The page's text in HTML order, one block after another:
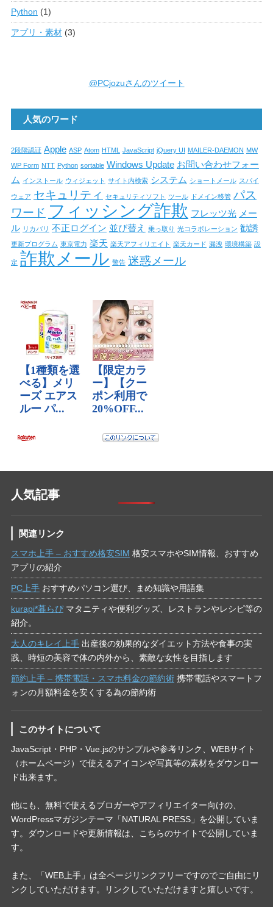
Python (1)
アプリ・素材(3)
@PCjozuさんのツイート
人気のワード
2段階認証 Apple ASP Atom HTML JavaScript jQuery UI MAILER-DAEMON MW
WP Form NTT Python sortable Windows Update お問い合わせフォー
ム インストール ウィジェット サイト内検索 システム ショートメール スパイ
ウェア セキュリティ セキュリティソフト ツール ドメイン移管 パス
ワード フィッシング詐欺 フレッツ光 メー
ル リカバリ 不正ログイン 並び替え 乗っ取り 光コラボレーション 勧誘
更新プログラム 東京電力 楽天 楽天アフィリエイト 楽天カード 漏洩 環境構築 設
定 詐欺メール 警告 迷惑メール
人気記事
関連リンク
スマホ上手 – おすすめ格安SIM 格安スマホやSIM情報、おすすめ
アプリの紹介
PC上手おすすめパソコン選び、まめ知識や用語集
kurapi*暮らぴマタニティや便利グッズ、レストランやレシピ等の
紹介。
大人のキレイ上手出産後の効果的なダイエット方法や食事の実
践、時短の美容で体の内外から、素敵な女性を目指します
節約上手 – 携帯電話・スマホ料金の節約術携帯電話やスマートフ
ォンの月額料金を安くする為の節約術
このサイトについて
JavaScript・PHP・Vue.jsのサンプルや参考リンク、WEBサイト
（ホームページ）で使えるアイコンや写真等の素材をダウンロー
ド出来ます。
他にも、無料で使えるブロガーやアフィリエイター向けの、
WordPressマガジンテーマ「NATURAL PRESS」を公開していま
す。ダウンロードや更新情報は、こちらのサイトで公開していま
す。
また、「WEB上手」は全ページリンクフリーですのでご自由にリ
ンクしていただけます。リンクしていただけますと嬉しいです。